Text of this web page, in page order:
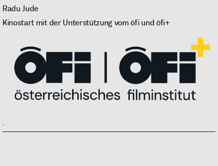
Radu Jude
Kinostart mit der Unterstützung vom öfi und öfi+
.